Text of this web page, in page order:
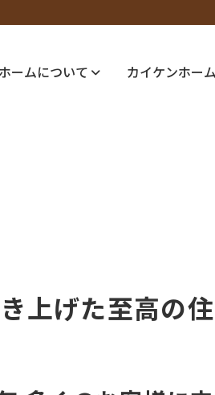
ームについて カイケンホー
上げた至高の